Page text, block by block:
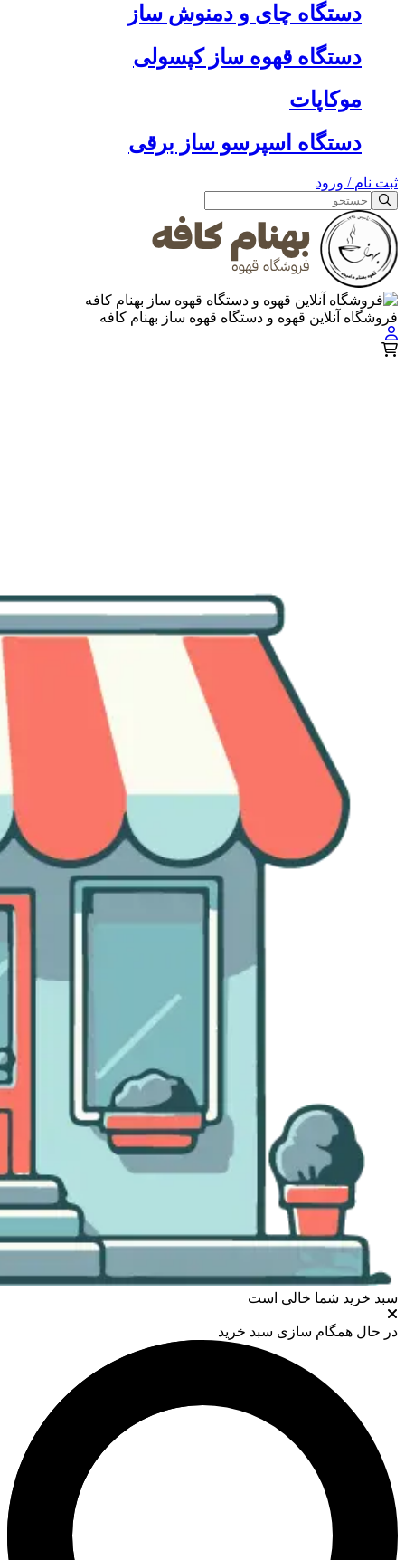
دستگاه چای و دمنوش ساز
دستگاه قهوه ساز کپسولی
موکاپات
دستگاه اسپرسو ساز برقی
ثبت نام / ورود
فروشگاه آنلاین قهوه و دستگاه قهوه ساز بهنام کافه
جستجو
سبد خرید شما خالی است
در حال همگام سازی سبد خرید